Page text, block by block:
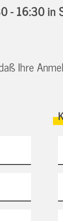
- 16:30in
Ihre